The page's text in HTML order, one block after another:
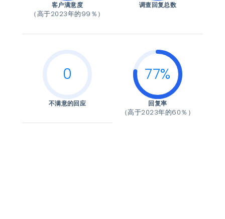
客户满意度
（高于2023年的99％）
调查回复总数
0
不满意的回应
77%
回复率
（高于2023年的60％）